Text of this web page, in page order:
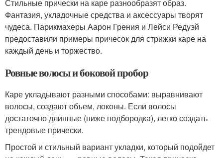
Стильные прически на каре разнообразят образ.
Фантазия, укладочные средства и аксессуары творят
чудеса. Парикмахеры Аарон Грения и Лейси Редуэй
предоставили примеры причесок для стрижки каре на
каждый день и торжество.
Ровные волосы и боковой пробор
Каре укладывают разными способами: выравнивают
волосы, создают объем, локоны. Если волосы
достаточно длинные (ниже подбородка), легко создать
трендовые прически.
Простой и стильный вариант укладки, который подойдет